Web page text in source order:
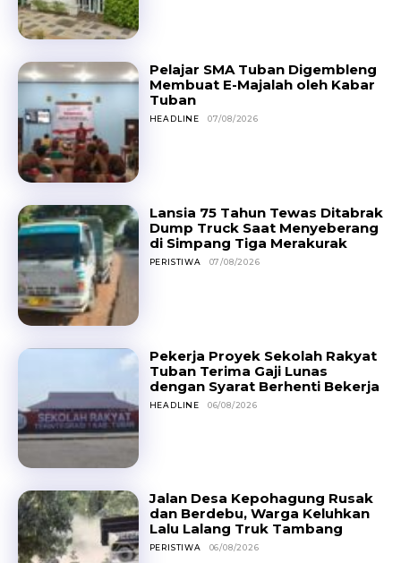
Pelajar SMA Tuban Digembleng
Membuat E-Majalah oleh Kabar
Tuban
HEADLINE 07/08/2026
Lansia 75 Tahun Tewas Ditabrak
Dump Truck Saat Menyeberang
di Simpang Tiga Merakurak
PERISTIWA 07/08/2026
Pekerja Proyek Sekolah Rakyat
Tuban Terima Gaji Lunas
dengan Syarat Berhenti Bekerja
HEADLINE 06/08/2026
Jalan Desa Kepohagung Rusak
dan Berdebu, Warga Keluhkan
Lalu Lalang Truk Tambang
PERISTIWA 06/08/2026